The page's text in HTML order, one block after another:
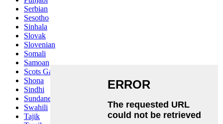
Serbian
Sesotho
Sinhala
Slovak
Slovenian
Somali
Samoan
Scots Gaelic
Shona
Sindhi
Sundanese
Swahili
Tajik